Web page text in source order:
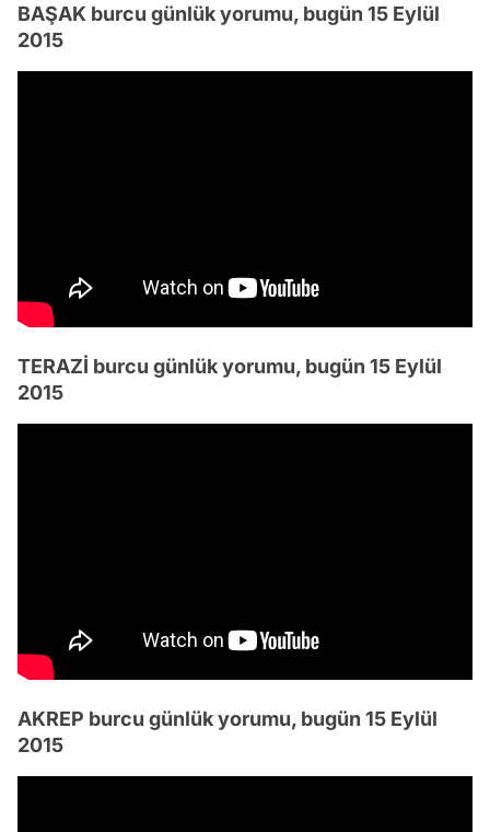
BAŞAK burcu günlük yorumu, bugün 15 Eylül
2015
TERAZİ burcu günlük yorumu, bugün 15 Eylül
2015
AKREP burcu günlük yorumu, bugün 15 Eylül
2015